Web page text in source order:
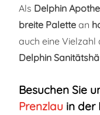
Als Delphin
breite Palettean
auch eine
Delphin
Besuchen Sie
Prenzlau in der